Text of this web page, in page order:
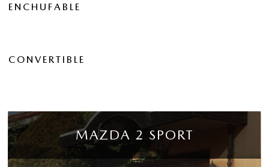
ENCHUFABLE
CONVERTIBLE
MAZDA 2 SPORT